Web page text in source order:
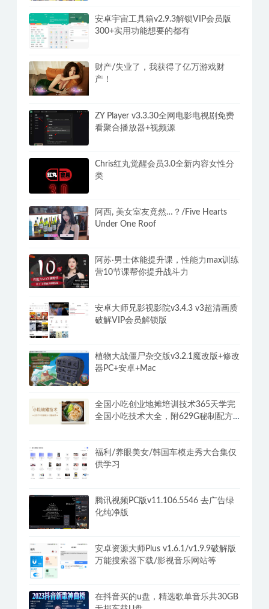
安卓宇宙工具箱v2.9.3解锁VIP会员版
300+实用功能想要的都有
财产/失业了，我获得了亿万游戏财
产！
ZY Player v3.3.30全网电影电视剧免费
看聚合播放器+视频源
Chris红丸觉醒会员3.0全新内容女性分
类
阿西, 美女室友竟然…？/Five Hearts
Under One Roof
阿苏·男士体能提升课，性能力max训练
营10节课帮你提升战斗力
安卓大师兄影视影院v3.4.3 v3超清画质
破解VIP会员解锁版
植物大战僵尸杂交版v3.2.1魔改版+修改
器PC+安卓+Mac
全国小吃创业地摊培训技术365天学完
全国小吃技术大全，附629G秘制配方
福利/养眼美女/韩国车模走秀大合集仅
供学习
腾讯视频PC版v11.106.5546 去广告绿
化纯净版
安卓资源大师Plus v1.6.1/v1.9.9破解版
万能搜索器下载/影视音乐网站等
在抖音买的u盘，精选歌单音乐共30GB